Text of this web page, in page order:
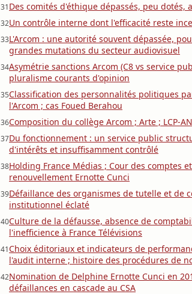
31Des comités d'éthique dépassés, peu dotés,
32Un contrôle interne dont l'efficacité reste
33L'Arcom : une autorité souvent dépassée,
grandes mutations du secteur audiovisuel
34Asymétrie sanctions Arcom (C8 vs service
pluralisme courants d'opinion
35Classification des personnalités politiques
l'Arcom ; cas Foued Berahou
36Composition du collège Arcom ; Arte ; LCP-
37Du fonctionnement : un service public
d'intérêts et insuffisamment contrôlé
38Holding France Médias ; Cour des comptes
renouvellement Ernotte Cunci
39Défaillance des organismes de tutelle et de
institutionnel éclaté
40Culture de la défausse, absence de
l'inefficience à France Télévisions
41Choix éditoriaux et indicateurs de
l'audit interne ; histoire des procédures de
42Nomination de Delphine Ernotte Cunci en
défaillances en cascade au CSA